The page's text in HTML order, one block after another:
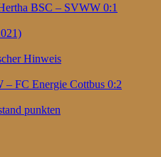
BSC – SVWW 0:1
Hinweis
FC Energie Cottbus 0:2
punkten